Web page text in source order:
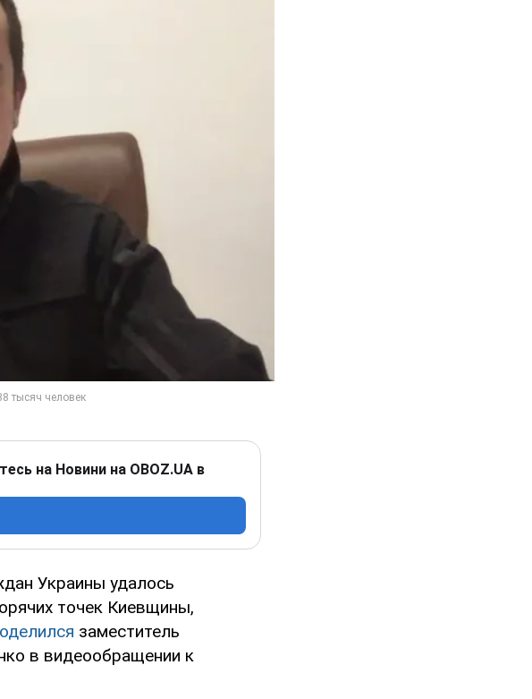
на Новини на OBOZ.UA в
Украины удалось
точек Киевщины,
заместитель
в видеообращении к